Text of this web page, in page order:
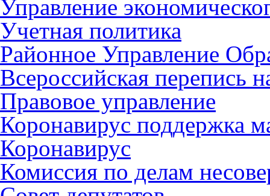
Управление
Учетная политика
Районное Управление
Всероссийская перепись
Правовое управление
Коронавирус поддержка
Коронавирус
Комиссия по делам